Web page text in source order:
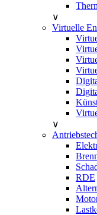
∨
Virtuelle
∨
RDE